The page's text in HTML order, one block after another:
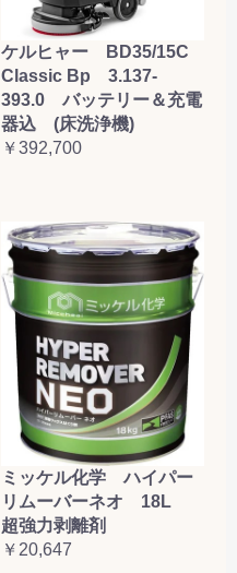
ケルヒャー BD35/15C
Classic Bp 3.137-
393.0 バッテリー＆充電
器込 (床洗浄機)
￥392,700
ミッケル化学 ハイパー
リムーバーネオ 18L
超強力剥離剤
￥20,647